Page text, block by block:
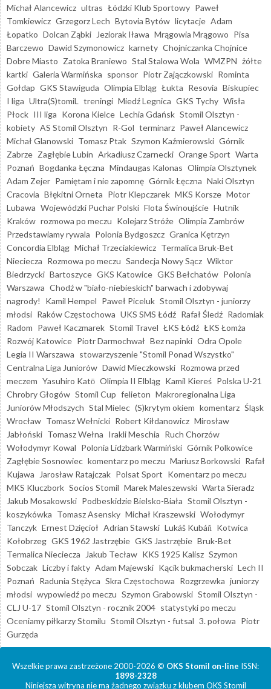
Michał Alancewicz ultras Łódzki Klub Sportowy Paweł
Tomkiewicz Grzegorz Lech Bytovia Bytów licytacje Adam
Łopatko Dolcan Ząbki Jeziorak Iława Mrągowia Mrągowo Pisa
Barczewo Dawid Szymonowicz karnety Chojniczanka Chojnice
Dobre Miasto Zatoka Braniewo Stal Stalowa Wola WMZPN żółte
kartki Galeria Warmińska sponsor Piotr Zajączkowski Rominta
Gołdap GKS Stawiguda Olimpia Elbląg Łukta Resovia Biskupiec
I liga Ultra(S)tomiL treningi Miedź Legnica GKS Tychy Wisła
Płock III liga Korona Kielce Lechia Gdańsk Stomil Olsztyn -
kobiety AS Stomil Olsztyn R-Gol terminarz Paweł Alancewicz
Michał Glanowski Tomasz Ptak Szymon Kaźmierowski Górnik
Zabrze Zagłębie Lubin Arkadiusz Czarnecki Orange Sport Warta
Poznań Bogdanka Łęczna Mindaugas Kalonas Olimpia Olsztynek
Adam Zejer Pamiętam i nie zapomnę Górnik Łęczna Naki Olsztyn
Cracovia Błękitni Orneta Piotr Klepczarek MKS Korsze Motor
Lubawa Wojewódzki Puchar Polski Flota Świnoujście Hutnik
Kraków rozmowa po meczu Kolejarz Stróże Olimpia Zambrów
Przedstawiamy rywala Polonia Bydgoszcz Granica Kętrzyn
Concordia Elbląg Michał Trzeciakiewicz Termalica Bruk-Bet
Nieciecza Rozmowa po meczu Sandecja Nowy Sącz Wiktor
Biedrzycki Bartoszyce GKS Katowice GKS Bełchatów Polonia
Warszawa Chodź w "biało-niebieskich" barwach i zdobywaj
nagrody!
Kamil Hempel Paweł Piceluk Stomil Olsztyn - juniorzy
młodsi Raków Częstochowa UKS SMS Łódź Rafał Śledź Radomiak
Radom Paweł Kaczmarek Stomil Travel ŁKS Łódź ŁKS Łomża
Rozwój Katowice Piotr Darmochwał Bez napinki Odra Opole
Legia II Warszawa stowarzyszenie "Stomil Ponad Wszystko"
Centralna Liga Juniorów Dawid Mieczkowski Rozmowa przed
meczem Yasuhiro Katō Olimpia II Elbląg Kamil Kiereś Polska U-21
Chrobry Głogów Stomil Cup felieton Makroregionalna Liga
Juniorów Młodszych Stal Mielec (S)krytym okiem komentarz Śląsk
Wrocław Tomasz Wełnicki Robert Kiłdanowicz Mirosław
Jabłoński Tomasz Wełna Irakli Meschia Ruch Chorzów
Wołodymyr Kowal Polonia Lidzbark Warmiński Górnik Polkowice
Zagłębie Sosnowiec komentarz po meczu Mariusz Borkowski Rafał
Kujawa
Jarosław Ratajczak Polsat Sport Komentarz po meczu
MKS Kluczbork Socios Stomil Marek Maleszewski Warta Sieradz
Jakub Mosakowski Podbeskidzie Bielsko-Biała Stomil Olsztyn -
koszykówka Tomasz Asensky Michał Kraszewski Wołodymyr
Tanczyk Ernest Dzięcioł Adrian Stawski Lukáš Kubáň Kotwica
Kołobrzeg GKS 1962 Jastrzębie GKS Jastrzębie Bruk-Bet
Termalica Nieciecza
Jakub Tecław KKS 1925 Kalisz Szymon
Sobczak Liczby i fakty Adam Majewski Kącik bukmacherski Lech II
Poznań Radunia Stężyca Skra Częstochowa Rozgrzewka juniorzy
młodsi wypowiedź po meczu Szymon Grabowski Stomil Olsztyn -
CLJ U-17 Stomil Olsztyn - rocznik 2004 statystyki po meczu
Oceniamy piłkarzy Stomilu Stomil Olsztyn - futsal 3. połowa Piotr
Gurzęda
Wszelkie prawa zastrzeżone 2000-2026 © OKS Stomil on-line ISSN:
1898-2328
Niniejsza witryna nie ma żadnego związku z klubem OKS Stomil